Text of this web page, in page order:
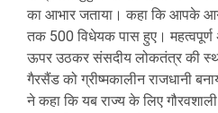
का आभार जताया। कहा कि आपके
तक 500 विधेयक पास हुए।
ऊपर उठकर संसदीय लोकतंत्र की
गैरसैंड को ग्रीष्मकालीन राजधानी
ने कहा कि यब राज्य के लिए